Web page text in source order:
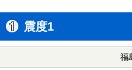
震度1
福